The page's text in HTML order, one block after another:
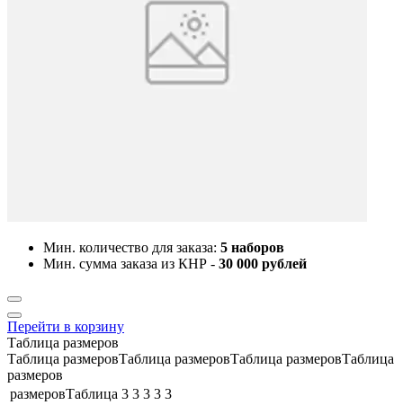
Мин. количество для заказа: 5 наборов
Мин. сумма заказа из КНР - 30 000 рублей
Перейти в корзину
Таблица размеров
Таблица размеровТаблица размеровТаблица размеровТаблица
размеров
размеровТаблица 3 3 3 3 3